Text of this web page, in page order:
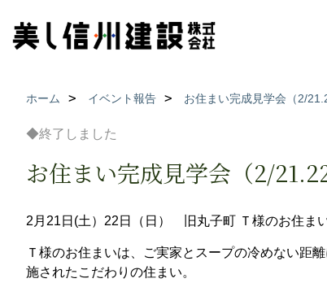
ホーム イベント報告 お住まい完成見学会（2/
◆終了しました
お住まい完成見学会（2/21.22
2月21日(土）22日（日） 旧丸子町 Ｔ様のお住ま
Ｔ様のお住まいは、ご実家とスープの冷めない距
施されたこだわりの住まい。